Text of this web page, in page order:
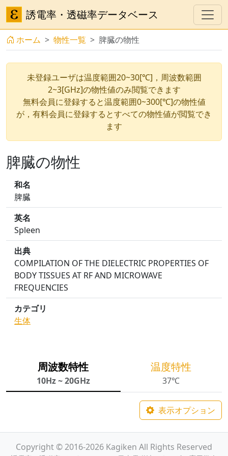
誘電率・透磁率データベース
ホーム 物性一覧 脾臓の物性
未登録ユーザは温度範囲20~30[℃]，周波数範囲
2~3[GHz]の物性値のみ閲覧できます
無料会員に登録すると温度範囲0~300[℃]の物性値
が，有料会員に登録するとすべての物性値が閲覧でき
ます
脾臓の物性
和名
脾臓
英名
Spleen
出典
COMPILATION OF THE DIELECTRIC PROPERTIES OF
BODY TISSUES AT RF AND MICROWAVE
FREQUENCIES
カテゴリ
生体
周波数特性
10Hz ~ 20GHz
温度特性
37℃
表示オプション
Copyright © 2016-2026 Kagiken All Rights Reserved